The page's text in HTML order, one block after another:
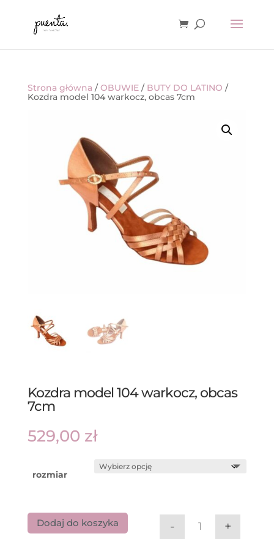
Strona główna /OBUWIE/ BUTY DO LATINO /
Kozdra model 104 warkocz, obcas 7cm
Kozdra model 104 warkocz, obcas
7cm
529,00 zł
rozmiar
ilość Kozdra
- +
Dodaj do koszyka